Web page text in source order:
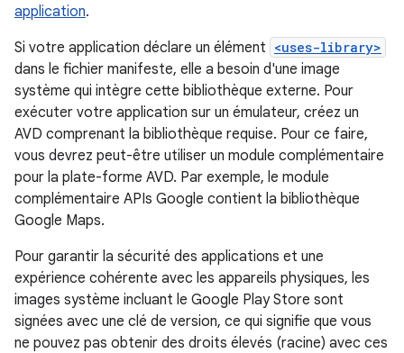
application.
Si votre application déclare un élément <uses-library>
dans le fichier manifeste, elle a besoin d'une image
système qui intègre cette bibliothèque externe. Pour
exécuter votre application sur un émulateur, créez un
AVD comprenant la bibliothèque requise. Pour ce faire,
vous devrez peut-être utiliser un module complémentaire
pour la plate-forme AVD. Par exemple, le module
complémentaire APIs Google contient la bibliothèque
Google Maps.
Pour garantir la sécurité des applications et une
expérience cohérente avec les appareils physiques, les
images système incluant le Google Play Store sont
signées avec une clé de version, ce qui signifie que vous
ne pouvez pas obtenir des droits élevés (racine) avec ces